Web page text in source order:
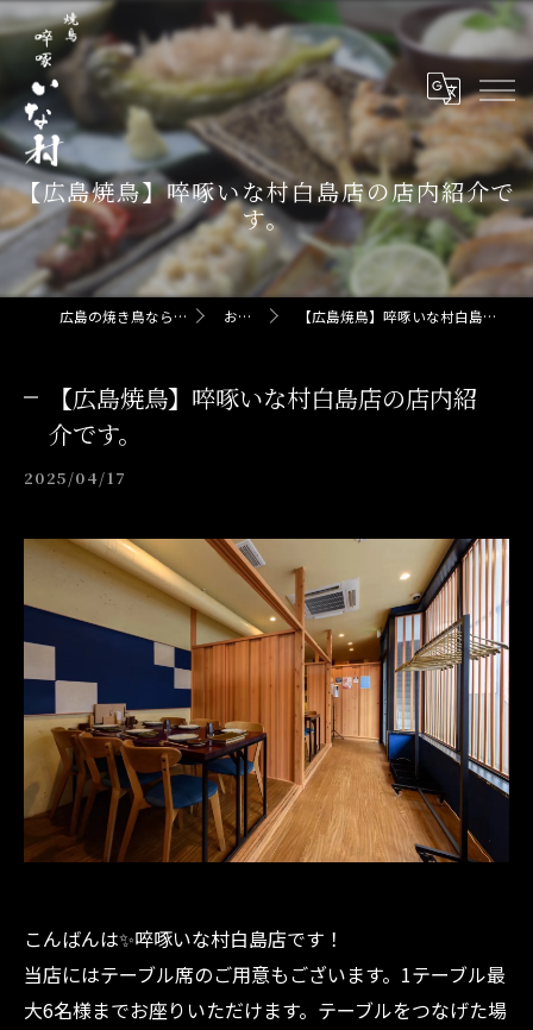
【広島焼鳥】啐啄いな村白島店の店内紹介で
す。
広島の焼き鳥なら啐啄 いな村 お知らせ 【広島焼鳥】啐啄いな村白島店の店内紹介です。
【広島焼鳥】啐啄いな村白島店の店内紹
介です。
2025/04/17
こんばんは✨啐啄いな村白島店です！
当店にはテーブル席のご用意もございます。1テーブル最
大6名様までお座りいただけます。テーブルをつなげた場